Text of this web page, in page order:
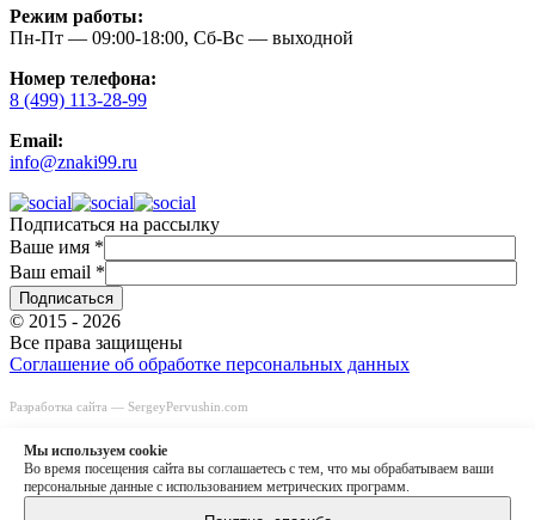
Режим работы:
Пн-Пт — 09:00-18:00, Сб-Вс — выходной
Номер телефона:
8 (499) 113-28-99
Email:
info@znaki99.ru
Подписаться на рассылку
Ваше имя *
Ваш email *
© 2015 - 2026
Все права защищены
Соглашение об обработке персональных данных
Разработка сайта — SergeyPervushin.com
Мы используем сookie
Во время посещения сайта вы соглашаетесь с тем, что мы обрабатываем ваши
персональные данные с использованием метрических программ.
Быстрый заказ Заказать звонок
8 (499) 113-28-99
info@znaki99.ru